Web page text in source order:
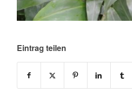
Eintrag teilen